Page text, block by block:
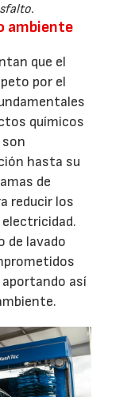
ambiente
que el
por el
químicos
son
hasta su
de
reducir los
de lavado
así